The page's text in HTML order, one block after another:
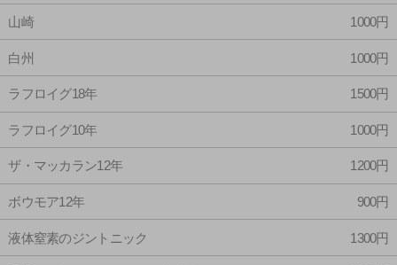
山崎 1000円
白州 1000円
ラフロイグ18年 1500円
ラフロイグ10年 1000円
ザ・マッカラン12年 1200円
ボウモア12年 900円
液体窒素のジントニック 1300円